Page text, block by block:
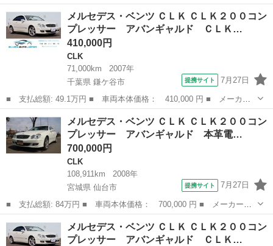
名： メルセデス・ベンツ ■ 車種名： ＣＬＫ ■ グレード名：
ＣＬＫ３５０ アバンギャルド ＣＬＫ３５０ アバンギャルド 本
革シート サンル...
福島 郡山市
メルセデス・ベンツ ＣＬＫ ＣＬＫ２００コン
プレッサー アバンギャルド ＣＬＫ…
410,000円
CLK
71,000km
2007年
千葉県 鎌ケ谷市
提携サイト 7月27日
■ 支払総額: 49.1万円 ■ 車両本体価格： 410,000 円 ■ メーカー
名： メルセデス・ベンツ ■ 車種名： ＣＬＫ ■ グレード名：
ＣＬＫ２００コンプレッサー アバンギャルド ＣＬＫ２００コンプ
レッサー ア...
千葉 鎌ケ谷市 CLK
メルセデス・ベンツ ＣＬＫ ＣＬＫ２００コン
プレッサー アバンギャルド 本革電…
700,000円
CLK
108,911km
2008年
宮城県 仙台市
提携サイト 7月27日
■ 支払総額: 84万円 ■ 車両本体価格： 700,000 円 ■ メーカー
名： メルセデス・ベンツ ■ 車種名： ＣＬＫ ■ グレード名：
ＣＬＫ２００コンプレッサー アバンギャルド 本革電動シート キ
ーレス 純正ナビ...
宮城 仙台市
メルセデス・ベンツ ＣＬＫ ＣＬＫ２００コン
プレッサー アバンギャルド ＣＬＫ…